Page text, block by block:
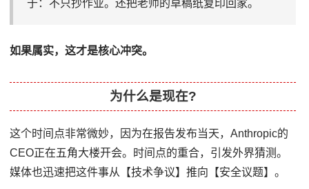
于：不只抄作业。还把老师的草稿纸复印回家。
如果属实，这才是核心冲突。
为什么是现在?
这个时间点非常微妙，因为在报告发布当天，Anthropic的
CEO正在五角大楼开会。时间点的重合，引发外界猜测。
媒体也迅速把这件事从【技术争议】推向【安全议题】。